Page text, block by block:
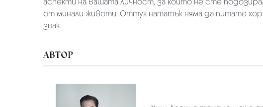
от минали животи. Оттук нататък няма да питате
знак.
АВТОР